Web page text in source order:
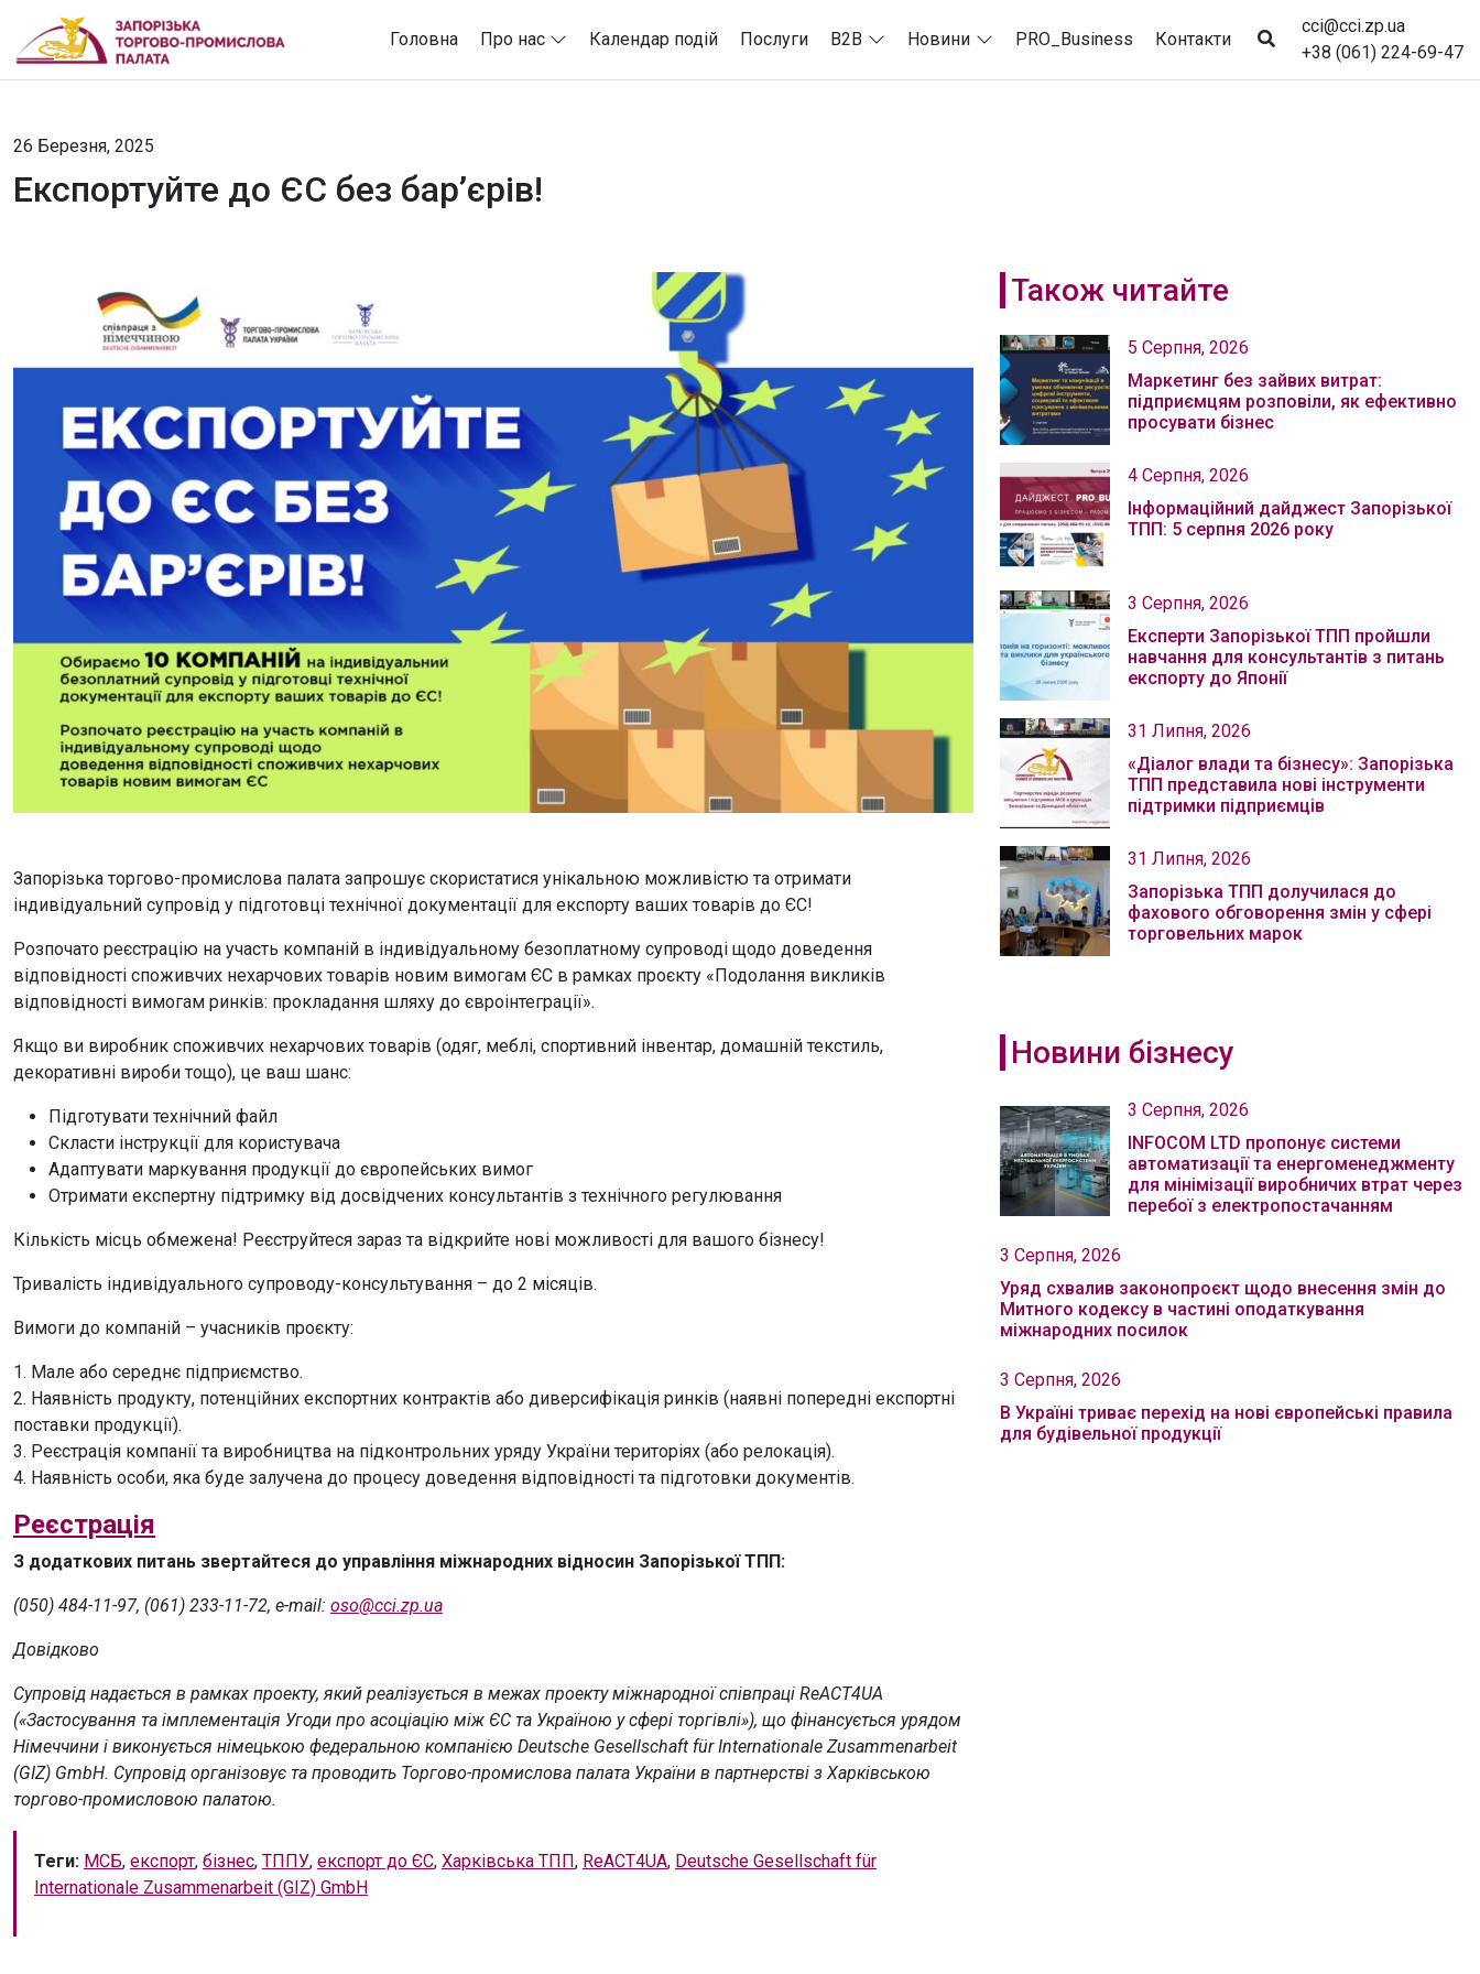
Головна Про нас Календар подій Послуги B2B Новини PRO_Business Контакти
cci@cci.zp.ua
+38 (061) 224-69-47
26 Березня, 2025
Експортуйте до ЄС без бар’єрів!
Запорізька торгово-промислова палата запрошує скористатися унікальною можливістю та отримати
індивідуальний супровід у підготовці технічної документації для експорту ваших товарів до ЄС!
Розпочато реєстрацію на участь компаній в індивідуальному безоплатному супроводі щодо доведення
відповідності споживчих нехарчових товарів новим вимогам ЄС в рамках проєкту «Подолання викликів
відповідності вимогам ринків: прокладання шляху до євроінтеграції».
Якщо ви виробник споживчих нехарчових товарів (одяг, меблі, спортивний інвентар, домашній текстиль,
декоративні вироби тощо), це ваш шанс:
Підготувати технічний файл
Скласти інструкції для користувача
Адаптувати маркування продукції до європейських вимог
Отримати експертну підтримку від досвідчених консультантів з технічного регулювання
Кількість місць обмежена! Реєструйтеся зараз та відкрийте нові можливості для вашого бізнесу!
Тривалість індивідуального супроводу-консультування – до 2 місяців.
Вимоги до компаній – учасників проєкту:
1. Мале або середнє підприємство.
2. Наявність продукту, потенційних експортних контрактів або диверсифікація ринків (наявні попередні експортні
поставки продукції).
3. Реєстрація компанії та виробництва на підконтрольних уряду України територіях (або релокація).
4. Наявність особи, яка буде залучена до процесу доведення відповідності та підготовки документів.
Реєстрація
З додаткових питань звертайтеся до управління міжнародних відносин Запорізької ТПП:
(050) 484-11-97, (061) 233-11-72, e-mail: oso@cci.zp.ua
Довідково
Супровід надається в рамках проекту, який реалізується в межах проекту міжнародної співпраці ReACT4UA
(«Застосування та імплементація Угоди про асоціацію між ЄС та Україною у сфері торгівлі»), що фінансується урядом
Німеччини і виконується німецькою федеральною компанією Deutsche Gesellschaft für Internationale Zusammenarbeit
(GIZ) GmbH. Супровід організовує та проводить Торгово-промислова палата України в партнерстві з Харківською
торгово-промисловою палатою.
Теги: МСБ, експорт, бізнес, ТППУ, експорт до ЄС, Харківська ТПП, ReACT4UA, Deutsche Gesellschaft für
Internationale Zusammenarbeit (GIZ) GmbH
Також читайте
5 Серпня, 2026
Маркетинг без зайвих витрат:
підприємцям розповіли, як ефективно
просувати бізнес
4 Серпня, 2026
Інформаційний дайджест Запорізької
ТПП: 5 серпня 2026 року
3 Серпня, 2026
Експерти Запорізької ТПП пройшли
навчання для консультантів з питань
експорту до Японії
31 Липня, 2026
«Діалог влади та бізнесу»: Запорізька
ТПП представила нові інструменти
підтримки підприємців
31 Липня, 2026
Запорізька ТПП долучилася до
фахового обговорення змін у сфері
торговельних марок
Новини бізнесу
3 Серпня, 2026
INFOCOM LTD пропонує системи
автоматизації та енергоменеджменту
для мінімізації виробничих втрат через
перебої з електропостачанням
3 Серпня, 2026
Уряд схвалив законопроєкт щодо внесення змін до
Митного кодексу в частині оподаткування
міжнародних посилок
3 Серпня, 2026
В Україні триває перехід на нові європейські правила
для будівельної продукції